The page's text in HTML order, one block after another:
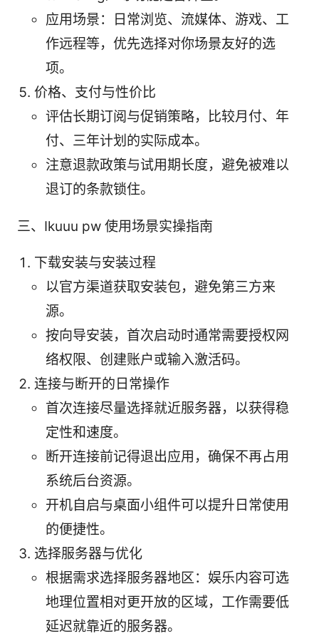
应用场景：日常浏览、流媒体、游戏、工
作远程等，优先选择对你场景友好的选
项。
价格、支付与性价比
评估长期订阅与促销策略，比较月付、年
付、三年计划的实际成本。
注意退款政策与试用期长度，避免被难以
退订的条款锁住。
三、Ikuuu pw 使用场景实操指南
下载安装与安装过程
以官方渠道获取安装包，避免第三方来
源。
按向导安装，首次启动时通常需要授权网
络权限、创建账户或输入激活码。
连接与断开的日常操作
首次连接尽量选择就近服务器，以获得稳
定性和速度。
断开连接前记得退出应用，确保不再占用
系统后台资源。
开机自启与桌面小组件可以提升日常使用
的便捷性。
选择服务器与优化
根据需求选择服务器地区：娱乐内容可选
地理位置相对更开放的区域，工作需要低
延迟就靠近的服务器。